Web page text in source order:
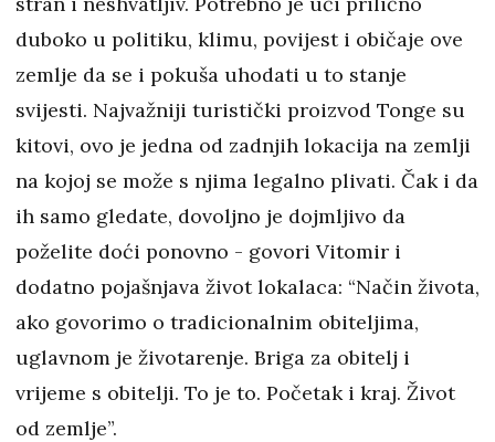
duboko u politiku, klimu, povijest i običaje ove
zemlje da se i pokuša uhodati u to stanje
svijesti. Najvažniji turistički proizvod Tonge su
kitovi, ovo je jedna od zadnjih lokacija na zemlji
na kojoj se može s njima legalno plivati. Čak i da
ih samo gledate, dovoljno je dojmljivo da
poželite doći ponovno - govori Vitomir i
dodatno pojašnjava život lokalaca: “Način života,
ako govorimo o tradicionalnim obiteljima,
uglavnom je životarenje. Briga za obitelj i
vrijeme s obitelji. To je to. Početak i kraj. Život
od zemlje”.